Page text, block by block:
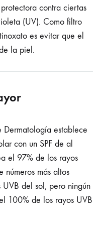
contra ciertas
(UV). Como filtro
es evitar que el
la piel.
Dermatología establece
con un SPF de al
el 97% de los rayos
números más altos
UVB del sol, pero ningún
100% de los rayos UVB